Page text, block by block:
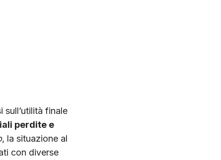
finale
perdite e
, la situazione al
con diverse